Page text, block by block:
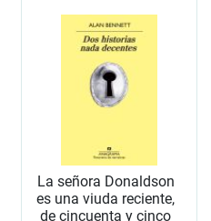
La señora Donaldson
es una viuda reciente,
de cincuenta y cinco